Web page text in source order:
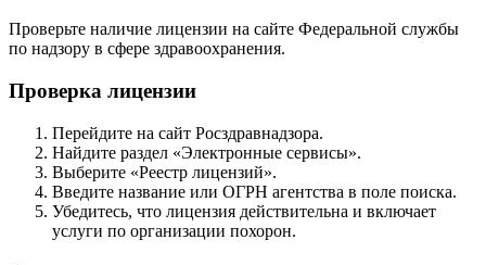
Проверьте наличие лицензии на сайте Федеральной службы
по надзору в сфере здравоохранения.
Проверка лицензии
Перейдите на сайт Росздравнадзора.
Найдите раздел «Электронные сервисы».
Выберите «Реестр лицензий».
Введите название или ОГРН агентства в поле поиска.
Убедитесь, что лицензия действительна и включает
услуги по организации похорон.